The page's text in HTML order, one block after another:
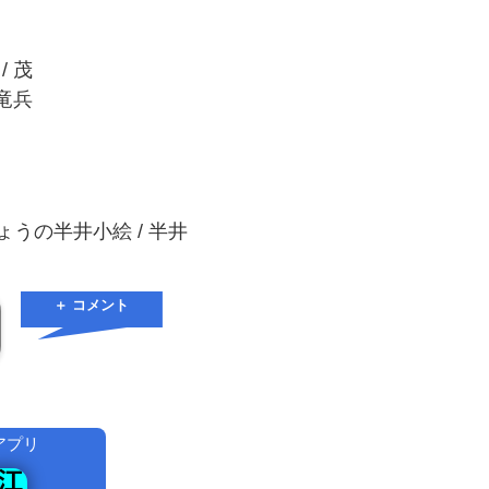
茂
兵
うの半井小絵 / 半井
＋ コメント
プリ